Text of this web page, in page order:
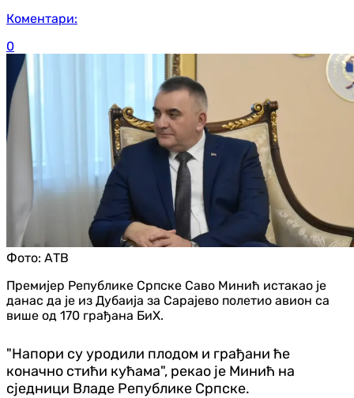
Коментари:
0
Фото: АТВ
Премијер Републике Српске Саво Минић истакао је
данас да је из Дубаија за Сарајево полетио авион са
више од 170 грађана БиХ.
"Напори су уродили плодом и грађани ће
коначно стићи кућама", рекао је Минић на
сједници Владе Републике Српске.